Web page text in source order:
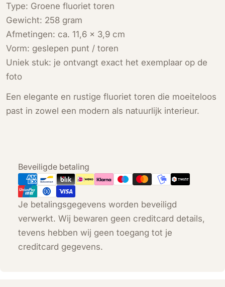
Type: Groene fluoriet toren
Gewicht: 258 gram
Afmetingen: ca. 11,6 × 3,9 cm
Vorm: geslepen punt / toren
Uniek stuk: je ontvangt exact het exemplaar op de
foto
Een elegante en rustige fluoriet toren die moeiteloos
past in zowel een modern als natuurlijk interieur.
Beveiligde betaling
Betaalmethoden
Je betalingsgegevens worden beveiligd
verwerkt. Wij bewaren geen creditcard details,
tevens hebben wij geen toegang tot je
creditcard gegevens.